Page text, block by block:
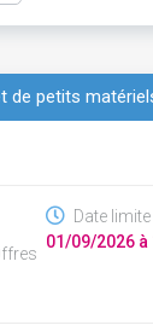
de petits
Date
01/09/2026 à